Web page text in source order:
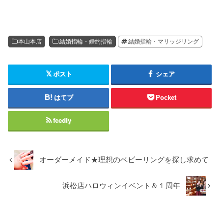
本山本店 結婚指輪・婚約指輪 結婚指輪・マリッジリング
ポスト シェア
はてブ Pocket
feedly
オーダーメイド★理想のベビーリングを探し求めて
浜松店ハロウィンイベント＆１周年